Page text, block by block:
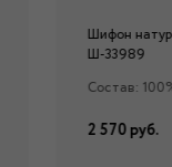
Шифон
Ш-33989
Состав:
2 570 руб.